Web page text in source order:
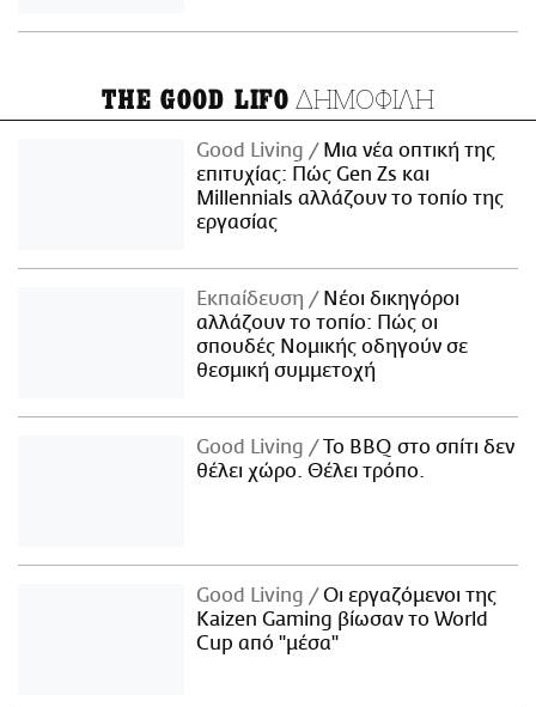
THE GOOD LIFO ΔΗΜΟΦΙΛΗ
Good Living
Μια νέα οπτική της
επιτυχίας: Πώς Gen Zs και
Millennials αλλάζουν το τοπίο της
εργασίας
Εκπαίδευση
Νέοι δικηγόροι
αλλάζουν το τοπίο: Πώς οι
σπουδές Νομικής οδηγούν σε
θεσμική συμμετοχή
Good Living
Το BBQ στο σπίτι δεν
θέλει χώρο. Θέλει τρόπο.
Good Living
Οι εργαζόμενοι της
Kaizen Gaming βίωσαν το World
Cup από "μέσα"